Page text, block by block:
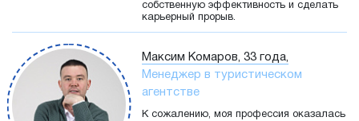
собственную эффективность и сделать
карьерный прорыв.
Максим Комаров, 33 года,
Менеджер в туристическом
агентстве
К сожалению, моя профессия оказалась